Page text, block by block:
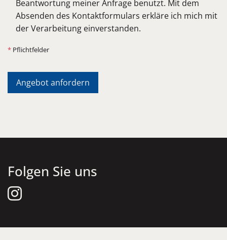
Beantwortung meiner Anfrage benutzt. Mit dem
Absenden des Kontaktformulars erkläre ich mich mit
der Verarbeitung einverstanden.
* Pflichtfelder
Folgen Sie uns